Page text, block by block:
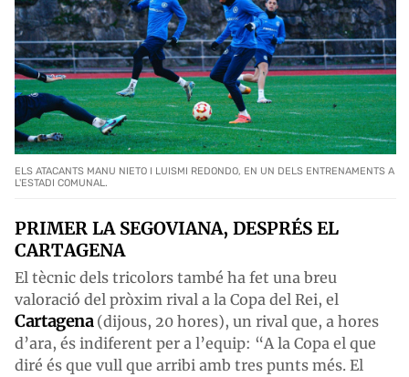
ELS ATACANTS MANU NIETO I LUISMI REDONDO, EN UN DELS ENTRENAMENTS A
L'ESTADI COMUNAL.
PRIMER LA SEGOVIANA, DESPRÉS EL
CARTAGENA
El tècnic dels tricolors també ha fet una breu
valoració del pròxim rival a la Copa del Rei, el
Cartagena (dijous, 20 hores), un rival que, a hores
d’ara, és indiferent per a l’equip: “A la Copa el que
diré és que vull que arribi amb tres punts més. El